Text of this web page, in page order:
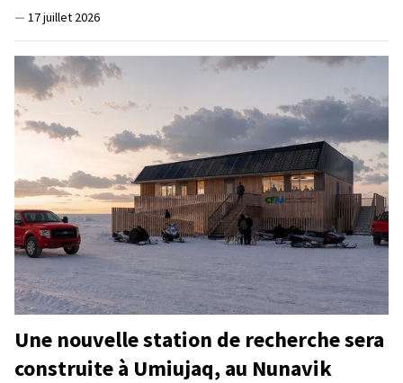
— 17 juillet 2026
Une nouvelle station de recherche sera
construite à Umiujaq, au Nunavik